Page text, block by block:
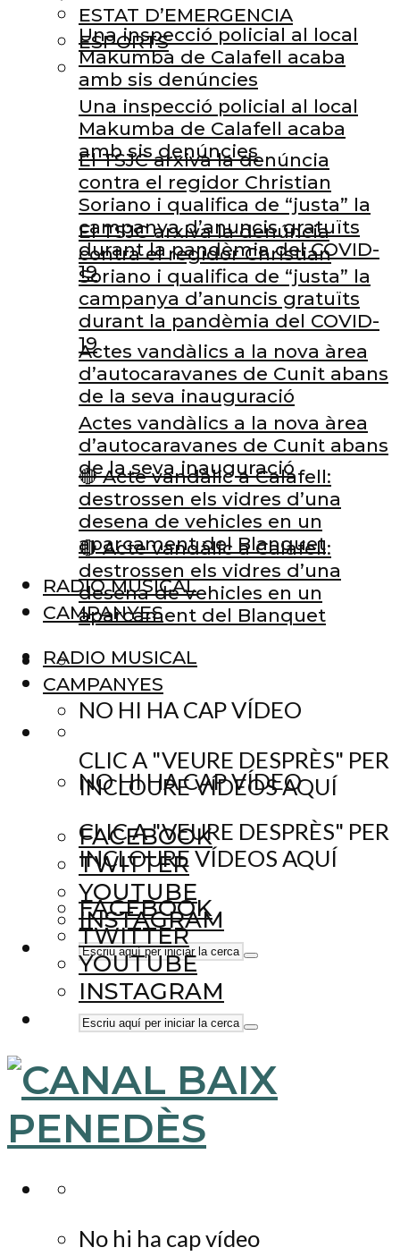
Una inspecció policial al local
Makumba de Calafell acaba
amb sis denúncies
El TSJC arxiva la denúncia
contra el regidor Christian
Soriano i qualifica de “justa” la
campanya d’anuncis gratuïts
durant la pandèmia del COVID-
19
Actes vandàlics a la nova àrea
d’autocaravanes de Cunit abans
de la seva inauguració
🔴 Acte vandàlic a Calafell:
destrossen els vidres d’una
desena de vehicles en un
aparcament del Blanquet
RADIO MUSICAL
CAMPANYES
NO HI HA CAP VÍDEO
CLIC A "VEURE DESPRÈS" PER
INCLOURE VÍDEOS AQUÍ
FACEBOOK
TWITTER
YOUTUBE
INSTAGRAM
ESTAT D’EMERGENCIA
ESPORTS
Una inspecció policial al local
Makumba de Calafell acaba
amb sis denúncies
El TSJC arxiva la denúncia
contra el regidor Christian
Soriano i qualifica de “justa” la
campanya d’anuncis gratuïts
durant la pandèmia del COVID-
19
Actes vandàlics a la nova àrea
d’autocaravanes de Cunit abans
de la seva inauguració
🔴 Acte vandàlic a Calafell:
destrossen els vidres d’una
desena de vehicles en un
aparcament del Blanquet
RADIO MUSICAL
CAMPANYES
NO HI HA CAP VÍDEO
CLIC A "VEURE DESPRÈS" PER
INCLOURE VÍDEOS AQUÍ
FACEBOOK
TWITTER
YOUTUBE
INSTAGRAM
No hi ha cap vídeo